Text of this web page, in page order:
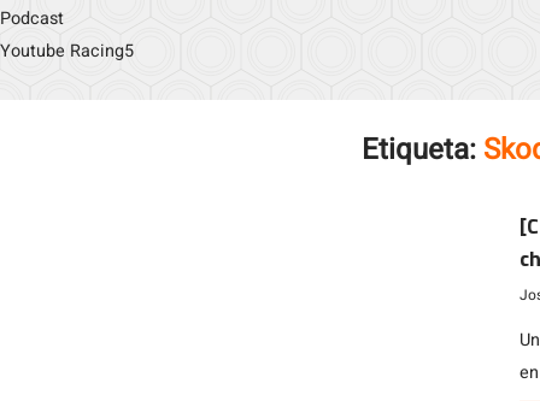
Podcast
Youtube Racing5
Etiqueta: